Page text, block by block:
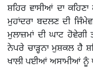
ਸ਼ਹਿਰ ਵਾਸੀਆਂ ਦਾ
ਮੁਹਾਂਦਰਾ ਬਦਲਣ ਦੀ
ਮੁਲਾਜ਼ਮਾਂ ਦੀ ਘਾਟ ਹੋਵੇਗੀ
ਨੇਪਰੇ ਚਾੜ੍ਹਨਾ ਮੁਸ਼ਕਲ ਹੈ
ਖਾਲੀ ਪਈਆਂ ਅਸਾਮੀਆਂ ਨੂੰ